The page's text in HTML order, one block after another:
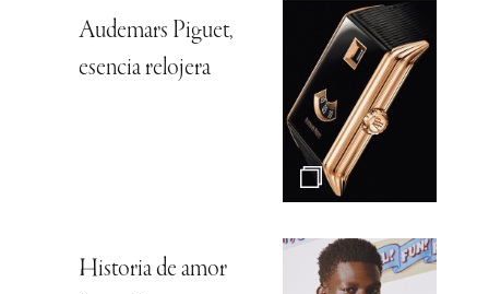
Audemars Piguet,
esencia relojera
Historia de amor